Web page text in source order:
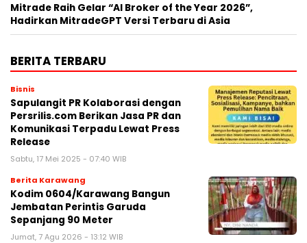
Mitrade Raih Gelar “AI Broker of the Year 2026”,
Hadirkan MitradeGPT Versi Terbaru di Asia
BERITA TERBARU
Bisnis
Sapulangit PR Kolaborasi dengan
Persrilis.com Berikan Jasa PR dan
Komunikasi Terpadu Lewat Press
Release
Sabtu, 17 Mei 2025 - 07:40 WIB
Berita Karawang
Kodim 0604/Karawang Bangun
Jembatan Perintis Garuda
Sepanjang 90 Meter
Jumat, 7 Agu 2026 - 13:12 WIB